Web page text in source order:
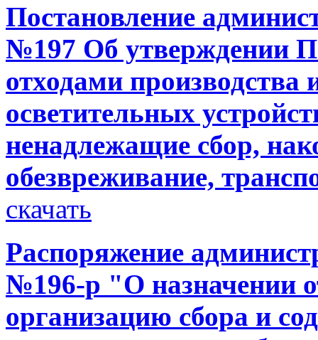
Постановление
№197 Об утверждении
отходами производства
осветительных
ненадлежащие сбор,
обезвреживание,
скачать
Распоряжение
№196-р "О назначении
организацию сбора и